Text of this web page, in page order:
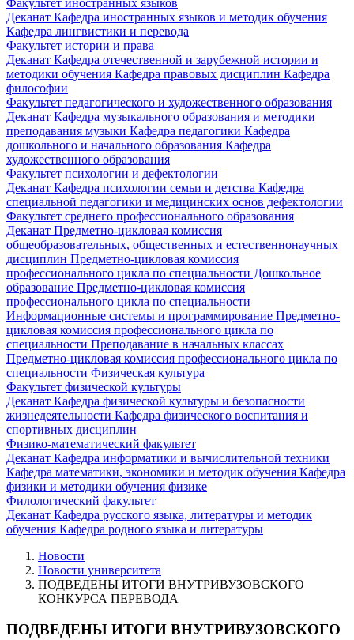
Деканат Кафедра иностранных языков и методик обучения
Кафедра лингвистики и перевода
Факультет истории и права
Деканат Кафедра отечественной и зарубежной истории и
методики обучения Кафедра правовых дисциплин Кафедра
философии
Факультет педагогического и художественного образования
Деканат Кафедра музыкального образования и методики
преподавания музыки Кафедра педагогики Кафедра
дошкольного и начального образования Кафедра
художественного образования
Факультет психологии и дефектологии
Деканат Кафедра психологии семьи и детства Кафедра
специальной педагогики и медицинских основ дефектологии
Факультет среднего профессионального образования
Деканат Предметно-цикловая комиссия
общеобразовательных, общественных и естественнонаучных
дисциплин Предметно-цикловая комиссия
профессионального цикла по специальности Дошкольное
образование Предметно-цикловая комиссия
профессионального цикла по специальности
Информационные системы и программирование Предметно-
цикловая комиссия профессионального цикла по
специальности Преподавание в начальных классах
Предметно-цикловая комиссия профессионального цикла по
специальности Физическая культура
Факультет физической культуры
Деканат Кафедра физической культуры и безопасности
жизнедеятельности Кафедра физического воспитания и
спортивных дисциплин
Физико-математический факультет
Деканат Кафедра информатики и вычислительной техники
Кафедра математики, экономики и методик обучения Кафедра
физики и методики обучения физике
Филологический факультет
Деканат Кафедра русского языка, литературы и методик
обучения Кафедра родного языка и литературы
Новости
Новости университета
ПОДВЕДЕНЫ ИТОГИ ВНУТРИВУЗОВСКОГО
КОНКУРСА ПЕРЕВОДА
ПОДВЕДЕНЫ ИТОГИ ВНУТРИВУЗОВСКОГО